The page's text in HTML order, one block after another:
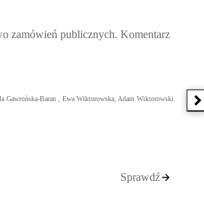
zamówień publicznych. Komentarz
Gawrońska-Baran , Ewa Wiktorowska, Adam Wiktorowski
Sprawdź